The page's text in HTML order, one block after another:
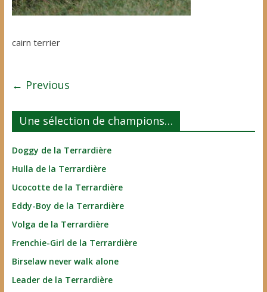
cairn terrier
← Previous
Une sélection de champions…
Doggy de la Terrardière
Hulla de la Terrardière
Ucocotte de la Terrardière
Eddy-Boy de la Terrardière
Volga de la Terrardière
Frenchie-Girl de la Terrardière
Birselaw never walk alone
Leader de la Terrardière